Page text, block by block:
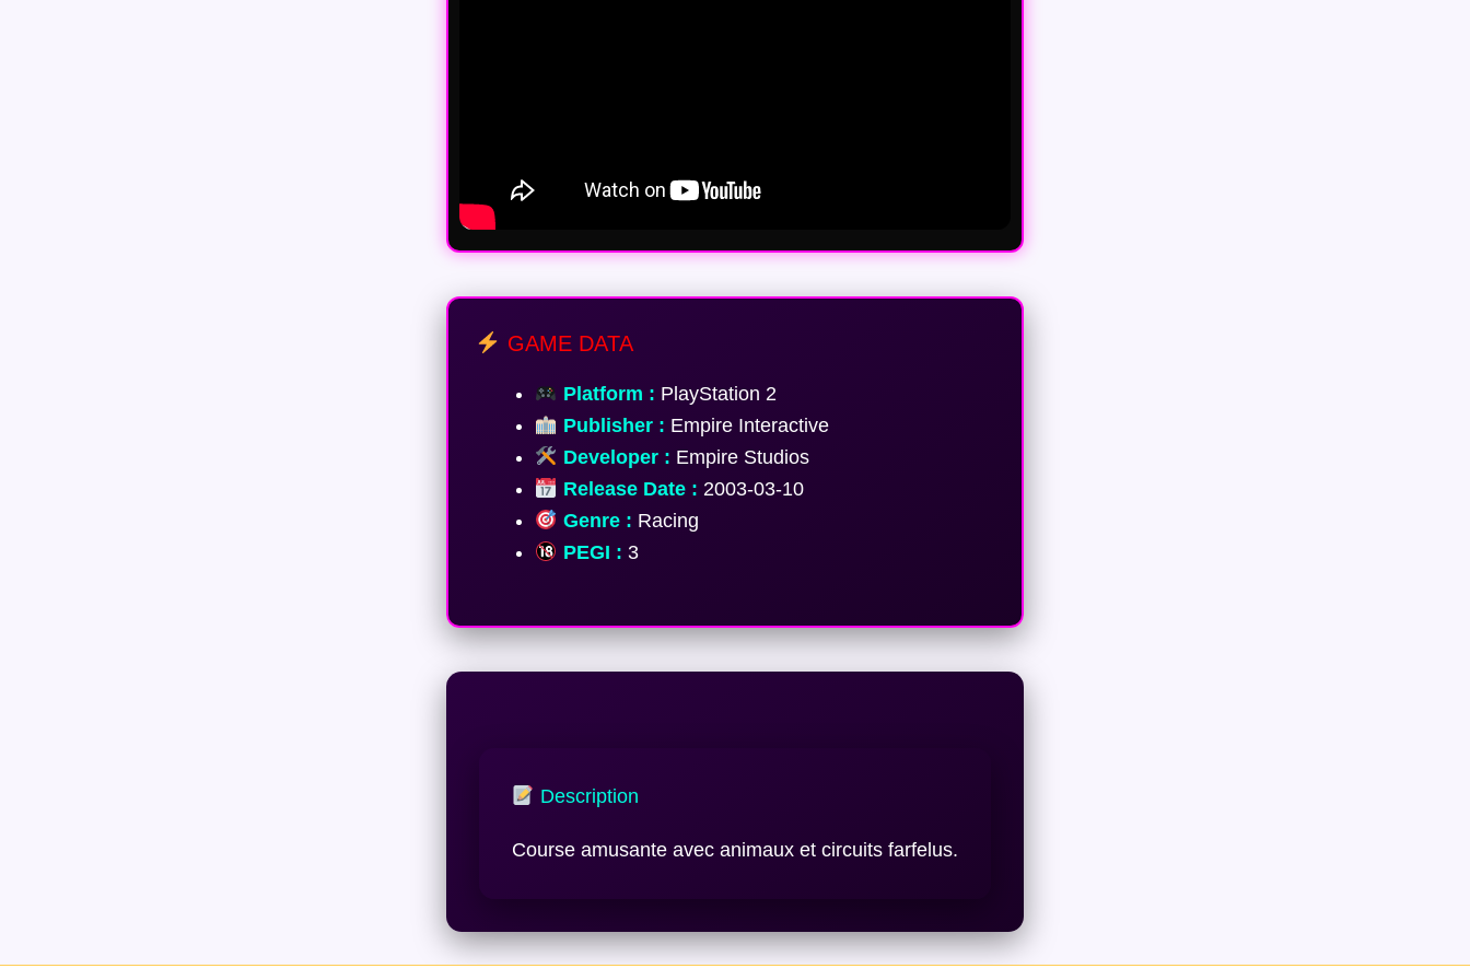
GAME DATA
Platform : PlayStation 2
Publisher : Empire Interactive
Developer : Empire Studios
Release Date : 2003-03-10
Genre : Racing
PEGI : 3
Description
Course amusante avec animaux et circuits farfelus.